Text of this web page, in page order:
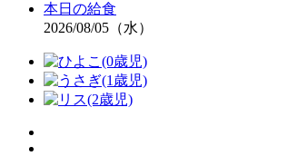
本日の給食
2026/08/05（水）